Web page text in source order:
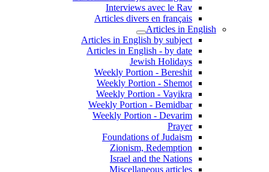
Interviews avec le Rav
Articles divers en français
Articles in English
Articles in English by subject
Articles in English - by date
Jewish Holidays
Weekly Portion - Bereshit
Weekly Portion - Shemot
Weekly Portion - Vayikra
Weekly Portion - Bemidbar
Weekly Portion - Devarim
Prayer
Foundations of Judaism
Zionism, Redemption
Israel and the Nations
Miscellaneous articles